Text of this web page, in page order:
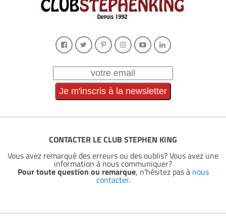
CONTACTER LE CLUB STEPHEN KING
Vous avez remarqué des erreurs ou des oublis? Vous avez une
information à nous communiquer?
Pour toute question ou remarque, n'hésitez pas à nous
contacter.